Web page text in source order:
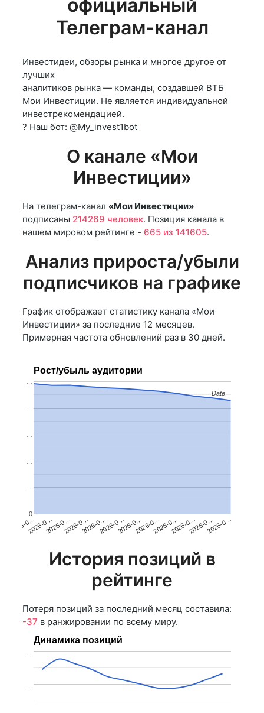
официальный
Телеграм-канал
Инвестидеи, обзоры рынка и многое другое от
лучших
аналитиков рынка — команды, создавшей ВТБ
Мои Инвестиции. Не является индивидуальной
инвестрекомендацией.
? Наш бот: @My_invest1bot
О канале «Мои
Инвестиции»
На телеграм-канал «Мои Инвестиции»
подписаны 214269 человек. Позиция канала в
нашем мировом рейтинге - 665 из 141605.
Анализ прироста/убыли
подписчиков на графике
График отображает статистику канала «Мои
Инвестиции» за последние 12 месяцев.
Примерная частота обновлений раз в 30 дней.
Рост/убыль аудитории
2026-0…2026-0…2026-0…2026-0…2026-0…2026-0…2026-0…2026-0…2026-0…2026-0…2026-0…2026-0…
0
…
…
Date
Date
История позиций в
рейтинге
Потеря позиций за последний месяц составила:
-37 в ранжировании по всему миру.
Динамика позиций
…
…